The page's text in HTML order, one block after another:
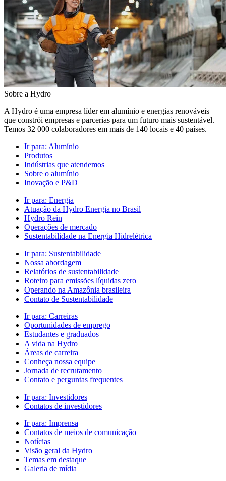
Sobre a Hydro
A Hydro é uma empresa líder em alumínio e energias renováveis
que constrói empresas e parcerias para um futuro mais sustentável.
Temos 32 000 colaboradores em mais de 140 locais e 40 países.
Ir para: Alumínio
Produtos
Indústrias que atendemos
Sobre o alumínio
Inovação e P&D
Ir para: Energia
Atuação da Hydro Energia no Brasil
Hydro Rein
Operações de mercado
Sustentabilidade na Energia Hidrelétrica
Ir para: Sustentabilidade
Nossa abordagem
Relatórios de sustentabilidade
Roteiro para emissões líquidas zero
Operando na Amazônia brasileira
Contato de Sustentabilidade
Ir para: Carreiras
Oportunidades de emprego
Estudantes e graduados
A vida na Hydro
Áreas de carreira
Conheça nossa equipe
Jornada de recrutamento
Contato e perguntas frequentes
Ir para: Investidores
Contatos de investidores
Ir para: Imprensa
Contatos de meios de comunicação
Notícias
Visão geral da Hydro
Temas em destaque
Galeria de mídia